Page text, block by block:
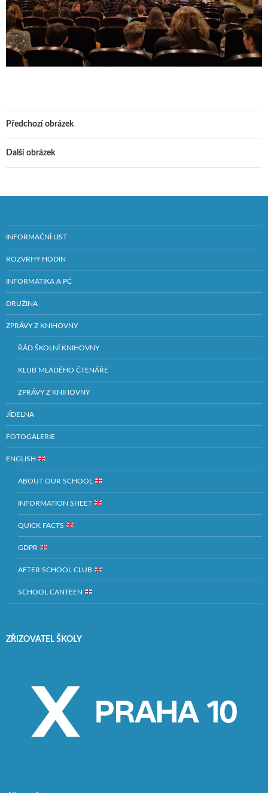
Předchozí obrázek
Další obrázek
INFORMAČNÍ LIST
ROZVRHY HODIN
INFORMATIKA A PČ
DRUŽINA
ZPRÁVY Z KNIHOVNY
ŘÁD ŠKOLNÍ KNIHOVNY
KLUB MLADÉHO ČTENÁŘE
ZPRÁVY Z KNIHOVNY
JÍDELNA
FOTOGALERIE
ENGLISH
ABOUT OUR SCHOOL
INFORMATION SHEET
QUICK FACTS
GDPR
AFTER SCHOOL CLUB
SCHOOL CANTEEN
ZŘIZOVATEL ŠKOLY